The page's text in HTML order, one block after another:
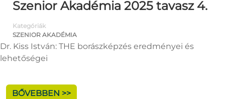
Szenior Akadémia 2025 tavasz 4.
Kategóriák
SZENIOR AKADÉMIA
Dr. Kiss István: THE borászképzés eredményei és
lehetőségei
BŐVEBBEN >>